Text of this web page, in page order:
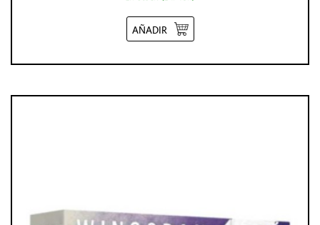
AÑADIR